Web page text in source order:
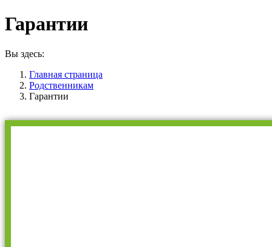
Гарантии
Вы здесь:
Главная страница
Родственникам
Гарантии